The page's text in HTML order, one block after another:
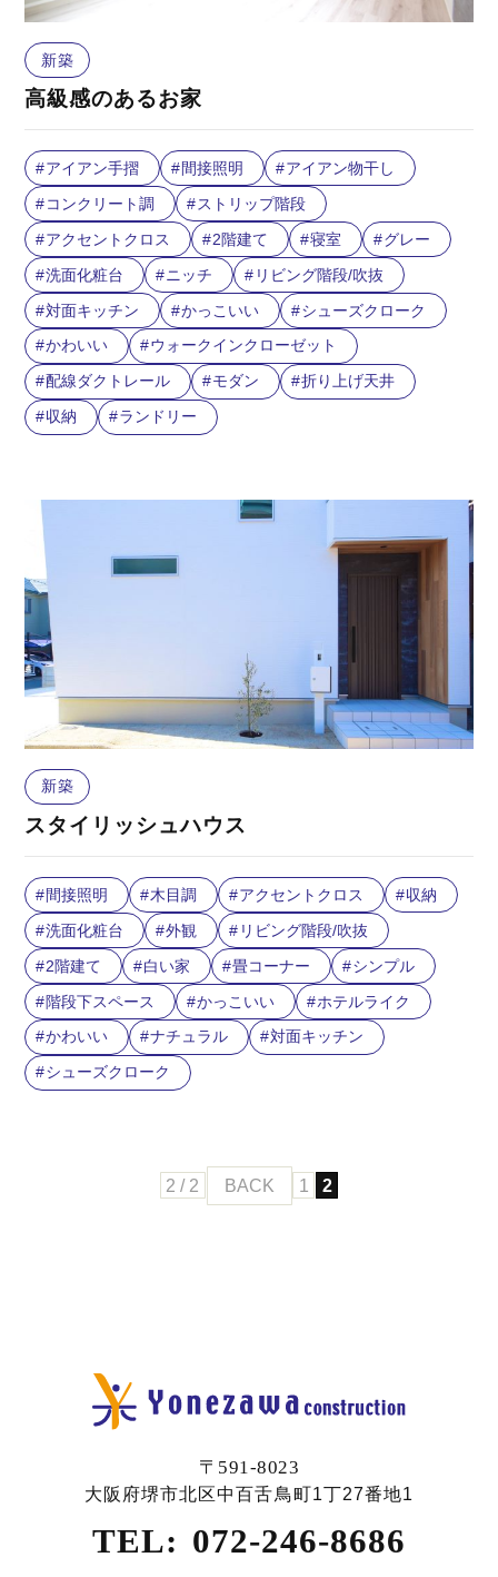
新築
高級感のあるお家
アイアン手摺 間接照明
アイアン物干し
コンクリート調
ストリップ階段
アクセントクロス
2階建て 寝室
グレー
洗面化粧台
ニッチ
リビング階段/吹抜
対面キッチン
かっこいい
シューズクローク
かわいい
ウォークインクローゼット
配線ダクトレール
モダン
折り上げ天井
収納
ランドリー
新築
スタイリッシュハウス
間接照明 木目調 アクセントクロス
収納
洗面化粧台
外観
リビング階段/吹抜
2階建て
白い家 畳コーナー
シンプル
階段下スペース
かっこいい
ホテルライク
かわいい
ナチュラル
対面キッチン
シューズクローク
2 / 2 BACK 1 2
〒591-8023
大阪府堺市北区中百舌鳥町1丁27番地1
TEL: 072-246-8686